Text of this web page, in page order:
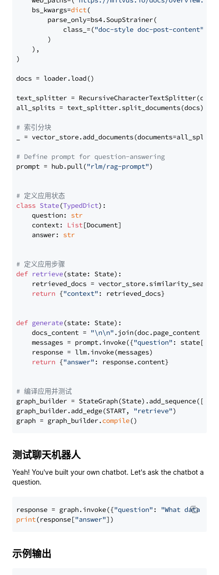
    bs_kwargs=
dict(
        parse_only=bs4.SoupStrainer(
            class_=(
"doc-style doc-post-content"
        )
    ),
)
docs = loader.load()
text_splitter =
all_splits = text_splitter.split_documents(docs)
# 索引分块
_ = vector_store.add_documents(documents=all_splits)
# Define prompt for question-answering
prompt = hub.pull("rlm/rag-prompt")
# 定义应用状态
class State(TypedDict):
    question:
str
    context:
List[Document]
    answer:
str
# 定义应用步骤
def retrieve(state: State):
retrieved_docs =
return {"context" : retrieved_docs}
def generate(state: State):
    docs_content =
"\n\n" .join(doc.page_content
    messages = prompt.invoke({
"question" : state[
    response = llm.invoke(messages)
return {"answer" : response.content}
# 编译应用并测试
graph_builder =
graph_builder.add_edge(START, "retrieve")
graph = graph_builder.compile
测试聊天机器人
Yeah! You've built your own chatbot. Let's ask the chatbot a
question.
response = graph.invoke({"question" : "What data
print(response["answer"
示例输出